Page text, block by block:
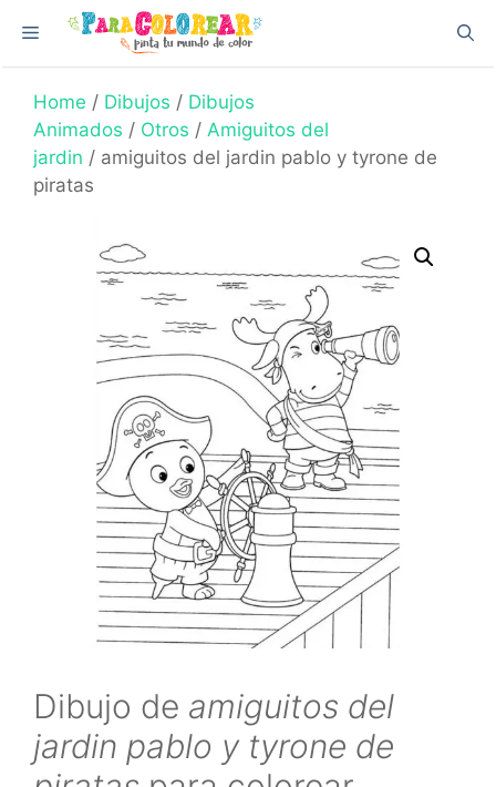
content
Menu
Home / Dibujos / Dibujos
Animados / Otros / Amiguitos del
jardin / amiguitos del jardin pablo y tyrone de
piratas
Dibujo de amiguitos del
jardin pablo y tyrone de